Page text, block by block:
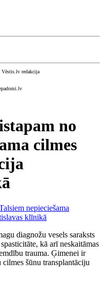
Vēstis.lv redakcija
no
cilmes
diagnožu vesels saraksts
kā arī neskaitāmas
trauma. Ģimenei ir
šūnu transplantāciju